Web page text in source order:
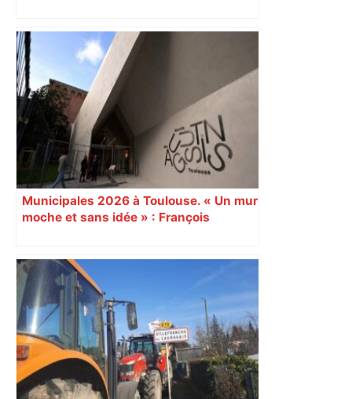
Municipales 2026 à Toulouse. « Un mur
moche et sans idée » : François
Augustins